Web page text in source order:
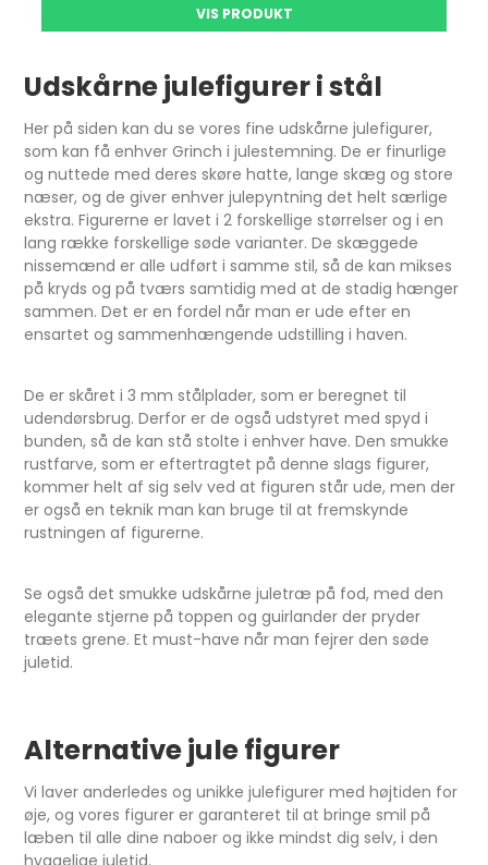
VIS PRODUKT
Udskårne julefigurer i stål
Her på siden kan du se vores fine udskårne julefigurer,
som kan få enhver Grinch i julestemning. De er finurlige
og nuttede med deres skøre hatte, lange skæg og store
næser, og de giver enhver julepyntning det helt særlige
ekstra. Figurerne er lavet i 2 forskellige størrelser og i en
lang række forskellige søde varianter. De skæggede
nissemænd er alle udført i samme stil, så de kan mikses
på kryds og på tværs samtidig med at de stadig hænger
sammen. Det er en fordel når man er ude efter en
ensartet og sammenhængende udstilling i haven.
De er skåret i 3 mm stålplader, som er beregnet til
udendørsbrug. Derfor er de også udstyret med spyd i
bunden, så de kan stå stolte i enhver have. Den smukke
rustfarve, som er eftertragtet på denne slags figurer,
kommer helt af sig selv ved at figuren står ude, men der
er også en teknik man kan bruge til at fremskynde
rustningen af figurerne.
Se også det smukke udskårne juletræ på fod, med den
elegante stjerne på toppen og guirlander der pryder
træets grene. Et must-have når man fejrer den søde
juletid.
Alternative jule figurer
Vi laver anderledes og unikke julefigurer med højtiden for
øje, og vores figurer er garanteret til at bringe smil på
læben til alle dine naboer og ikke mindst dig selv, i den